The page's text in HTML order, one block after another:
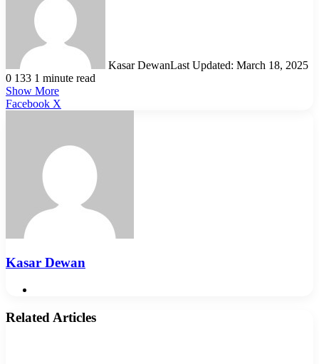
Kasar DewanLast Updated: March 18, 2025
0 133 1 minute read
Show More
Facebook X
Kasar Dewan
Related Articles